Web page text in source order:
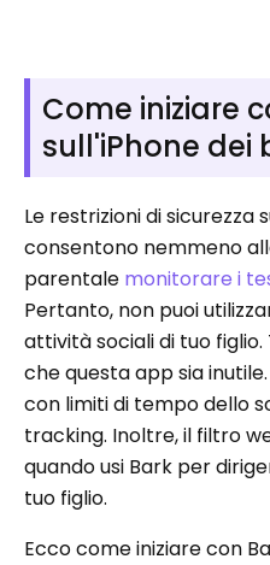
Come iniziare
sull'iPhone dei
Le restrizioni di sicurezza
consentono nemmeno
parentale monitorare i
Pertanto, non puoi
attività sociali di tuo
che questa app sia
con limiti di tempo dello
tracking. Inoltre, il filtro
quando usi Bark per
tuo figlio.
Ecco come iniziare con